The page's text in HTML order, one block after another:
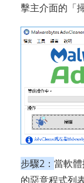
擊主介面的「
步驟2： 當軟
的惡意程式列